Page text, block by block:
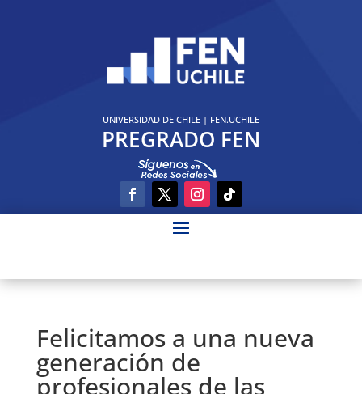
UNIVERSIDAD DE CHILE| FEN.UCHILE
PREGRADO FEN
Felicitamos a una nueva
generación de
profesionales de las